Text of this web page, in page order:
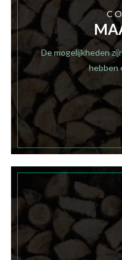
De mogelijkheden
hebben